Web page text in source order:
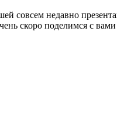
совсем недавно
скоро поделимся с